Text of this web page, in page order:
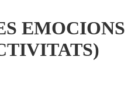
EMOCIONS